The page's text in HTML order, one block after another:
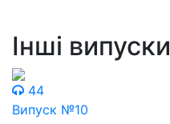
Інші випуски
44
Випуск №10